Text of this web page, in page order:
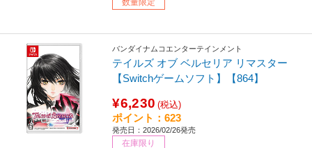
バンダイナムコエンターテインメント
テイルズ オブ ベルセリア リマスター
【Switchゲームソフト】【864】
¥6,230 (税込)
ポイント：623
発売日：2026/02/26発売
在庫限り